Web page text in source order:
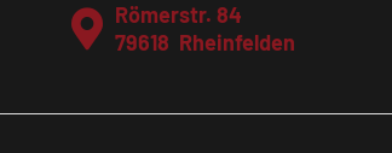
Römerstr. 84
79618 Rheinfelden